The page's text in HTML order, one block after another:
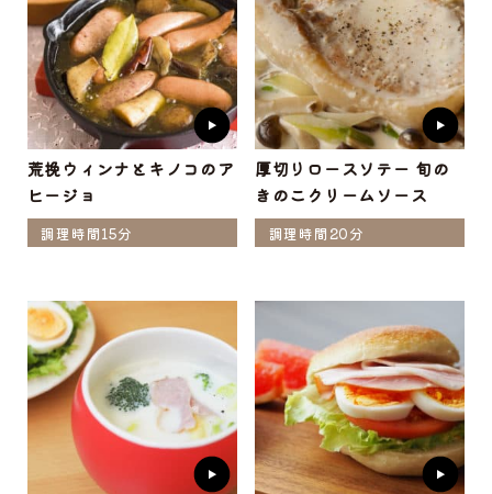
荒挽ウィンナとキノコのア
ヒージョ
調理時間15分
厚切りロースソテー 旬の
きのこクリームソース
調理時間20分